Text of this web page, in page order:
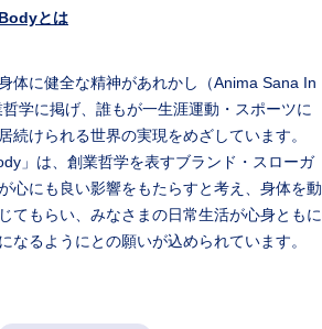
とは
体に健全な精神があれかし（Anima Sana In
学に掲げ、誰もが一生涯運動・スポーツに
続けられる世界の実現をめざしています。
」は、創業哲学を表すブランド・スローガ
心にも良い影響をもたらすと考え、身体を動
てもらい、みなさまの日常生活が心身ともに
なるようにとの願いが込められています。